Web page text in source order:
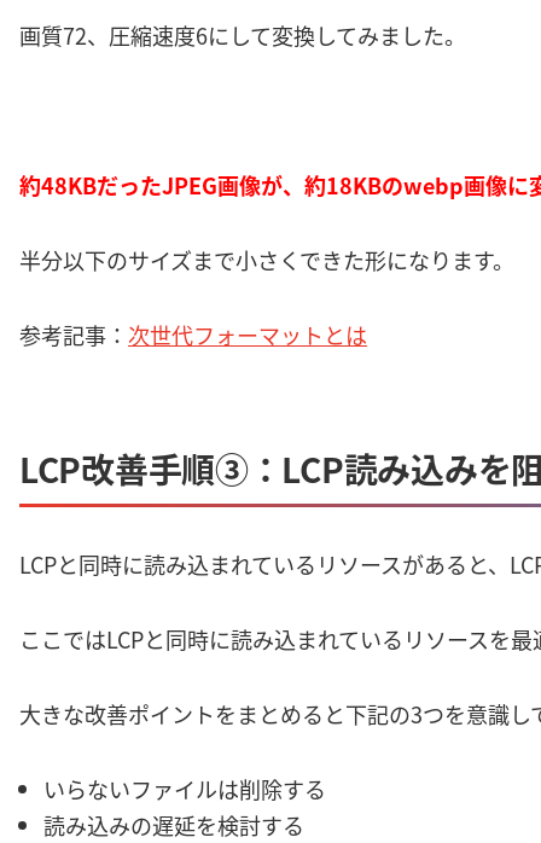
画質72、圧縮速度6にして変換してみました。
約48KBだったJPEG画像が、約18KBのwebp画像に
半分以下のサイズまで小さくできた形になります。
参考記事： 次世代フォーマットとは
LCP改善手順③：LCP読み込みを
LCPと同時に読み込まれているリソースがあると、
ここではLCPと同時に読み込まれているリソースを
大きな改善ポイントをまとめると下記の3つを意識し
いらないファイルは削除する
読み込みの遅延を検討する